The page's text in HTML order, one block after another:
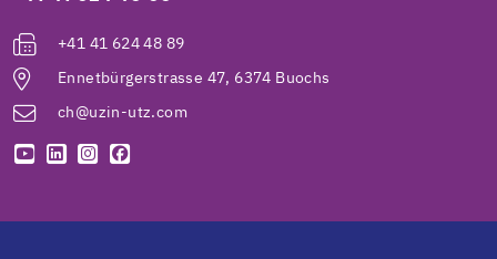
+41 41 624 48 89
Ennetbürgerstrasse 47, 6374 Buochs
ch@uzin-utz.com